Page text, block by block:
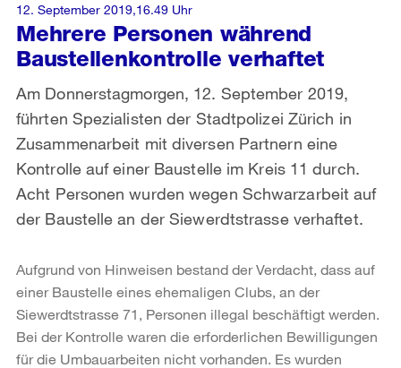
Mehrere Personen während
Baustellenkontrolle verhaftet
Am Donnerstagmorgen, 12. September 2019,
führten Spezialisten der Stadtpolizei Zürich in
Zusammenarbeit mit diversen Partnern eine
Kontrolle auf einer Baustelle im Kreis 11 durch.
Acht Personen wurden wegen Schwarzarbeit auf
der Baustelle an der Siewerdtstrasse verhaftet.
12. September 2019,16.49 Uhr
Aufgrund von Hinweisen bestand der Verdacht, dass auf
einer Baustelle eines ehemaligen Clubs, an der
Siewerdtstrasse 71, Personen illegal beschäftigt werden.
Bei der Kontrolle waren die erforderlichen Bewilligungen
für die Umbauarbeiten nicht vorhanden. Es wurden